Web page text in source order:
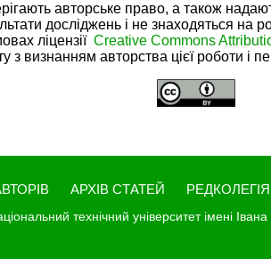
авторське право, а також
досліджень і не знаходяться на
ліцензії Creative Commons
визнанням авторства цієї роботи і
АРХІВ СТАТЕЙ РЕДКОЛЕГІЯ
технічний університет імені